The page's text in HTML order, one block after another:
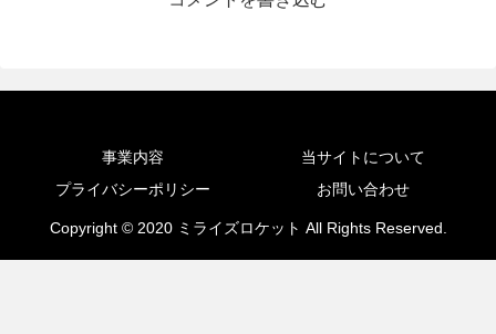
事業内容
当サイトについて
プライバシーポリシー
お問い合わせ
Copyright © 2020 ミライズロケット All Rights Reserved.